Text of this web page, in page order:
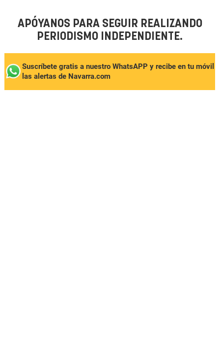
APÓYANOS PARA SEGUIR REALIZANDO
PERIODISMO INDEPENDIENTE.
Suscríbete gratis a nuestro WhatsAPP y recibe en tu móvil
las alertas de Navarra.com